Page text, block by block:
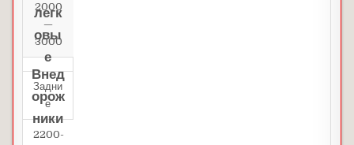
легк
овы
е
2000
—
3000
Внед
орож
ники
Задни
е
2200-